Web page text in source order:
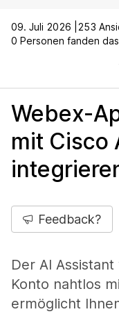
09. Juli 2026 |
253
0 Personen fanden
Webex-
mit Cisco
Feedback?
Der AI
Konto nahtlos
ermöglicht